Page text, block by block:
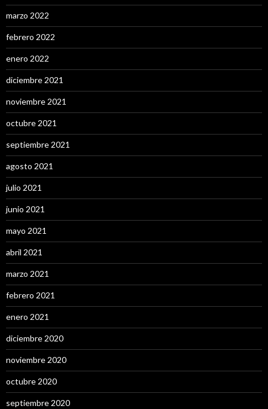
marzo 2022
febrero 2022
enero 2022
diciembre 2021
noviembre 2021
octubre 2021
septiembre 2021
agosto 2021
julio 2021
junio 2021
mayo 2021
abril 2021
marzo 2021
febrero 2021
enero 2021
diciembre 2020
noviembre 2020
octubre 2020
septiembre 2020